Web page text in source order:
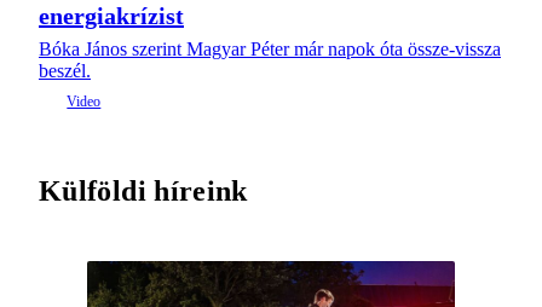
energiakrízist
Bóka János szerint Magyar Péter már napok óta össze-vissza
beszél.
Külföldi híreink